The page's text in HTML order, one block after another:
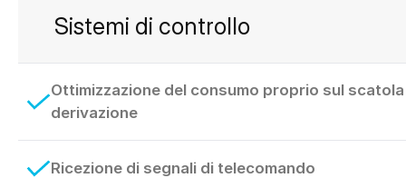
Sistemi di controllo
Ottimizzazione del consumo proprio sul
derivazione
Ricezione di segnali di telecomando